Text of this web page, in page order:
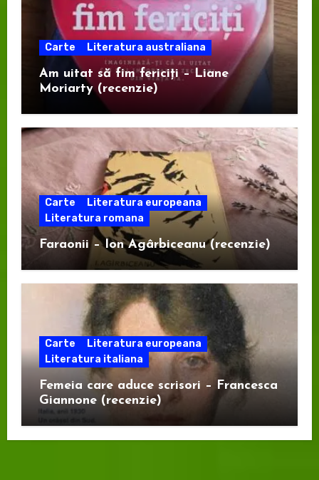
Carte Literatura australiana
Am uitat să fim fericiți – Liane
Moriarty (recenzie)
Carte
Literatura europeana
Literatura romana
Faraonii – Ion Agârbiceanu (recenzie)
Carte
Literatura europeana
Literatura italiana
Femeia care aduce scrisori – Francesca
Giannone (recenzie)